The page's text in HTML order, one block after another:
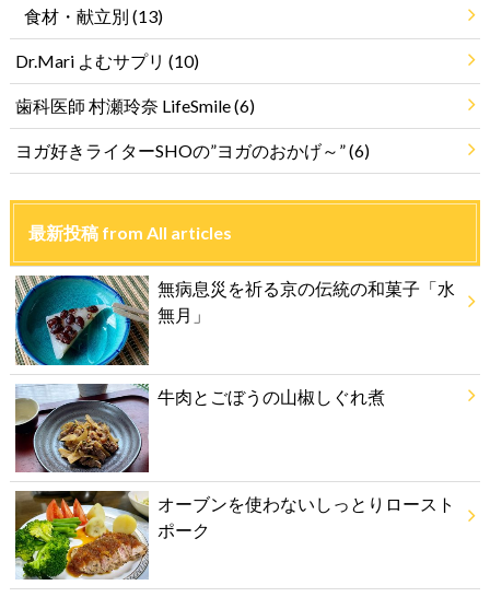
食材・献立別 (13)
Dr.Mari よむサプリ (10)
歯科医師 村瀬玲奈 LifeSmile(6)
ヨガ好きライターSHOの”ヨガのおかげ～”(6)
最新投稿 from All articles
無病息災を祈る京の伝統の和菓子「水
無月」
牛肉とごぼうの山椒しぐれ煮
オーブンを使わないしっとりロースト
ポーク